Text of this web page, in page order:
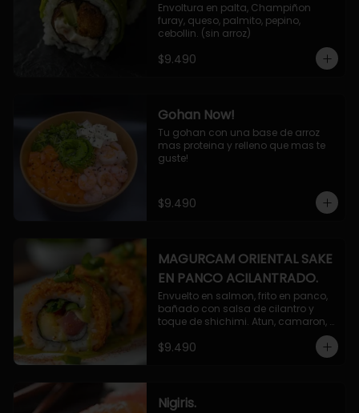
Envoltura en palta, Champiñon
furay, queso, palmito, pepino,
cebollin. (sin arroz)
$9.490
Gohan Now!
Tu gohan con una base de arroz
mas proteina y relleno que mas te
guste!
$9.490
MAGURCAM ORIENTAL SAKE
EN PANCO ACILANTRADO.
Envuelto en salmon, frito en panco,
bañado con salsa de cilantro y
toque de shichimi. Atun, camaron,
$9.490
Nigiris.